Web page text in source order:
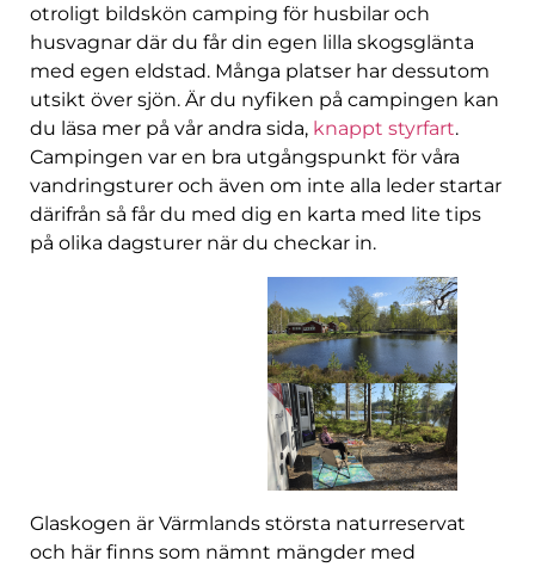
otroligt bildskön camping för husbilar och
husvagnar där du får din egen lilla skogsglänta
med egen eldstad. Många platser har dessutom
utsikt över sjön. Är du nyfiken på campingen kan
du läsa mer på vår andra sida, knappt styrfart.
Campingen var en bra utgångspunkt för våra
vandringsturer och även om inte alla leder startar
därifrån så får du med dig en karta med lite tips
på olika dagsturer när du checkar in.
Glaskogen är Värmlands största naturreservat
och här finns som nämnt mängder med